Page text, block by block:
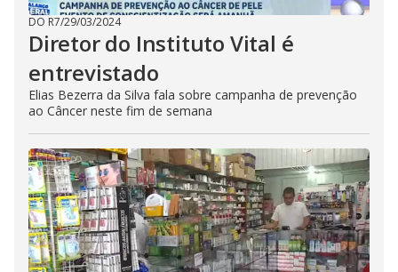
DO R7/29/03/2024
Diretor do Instituto Vital é
entrevistado
Elias Bezerra da Silva fala sobre campanha de prevenção
ao Câncer neste fim de semana